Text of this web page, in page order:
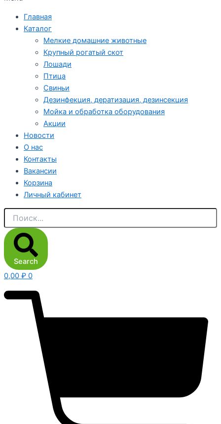
Главная
Каталог
Мелкие домашние животные
Крупный рогатый скот
Лошади
Птица
Свиньи
Дезинфекция, дератизация, дезинсекция
Мойка и обработка оборудования
Акции
Новости
О нас
Контакты
Вакансии
Корзина
Личный кабинет
Search
0,00 ₽ 0